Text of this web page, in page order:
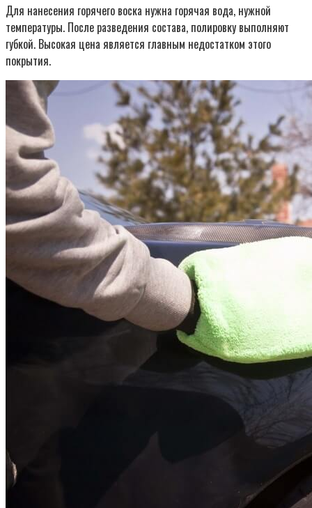
Для нанесения горячего воска нужна горячая вода, нужной
температуры. После разведения состава, полировку выполняют
губкой. Высокая цена является главным недостатком этого
покрытия.